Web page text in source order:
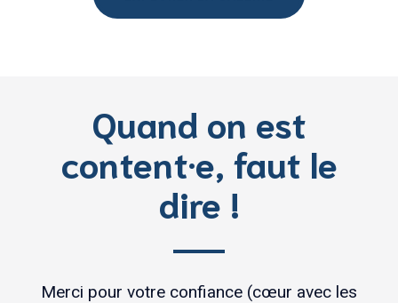
Quand on est
content·e, faut le
dire !
Merci pour votre confiance (cœur avec les